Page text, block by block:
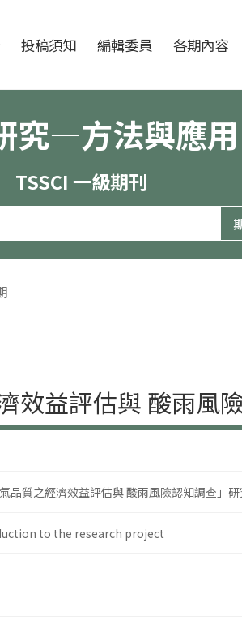
投稿須知 編輯委員 各期內容
究—方法與應用
TSSCI 一級期刊
效益評估與 酸雨風
品質之經濟效益評估與 酸雨風險認知調查」
to the research project